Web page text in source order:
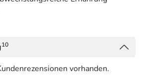
10
vorhanden.